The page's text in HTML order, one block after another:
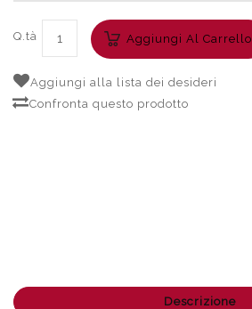
Q.tà Aggiungi Al Carrello
Aggiungi alla lista dei desideri
Confronta questo prodotto
Descrizione